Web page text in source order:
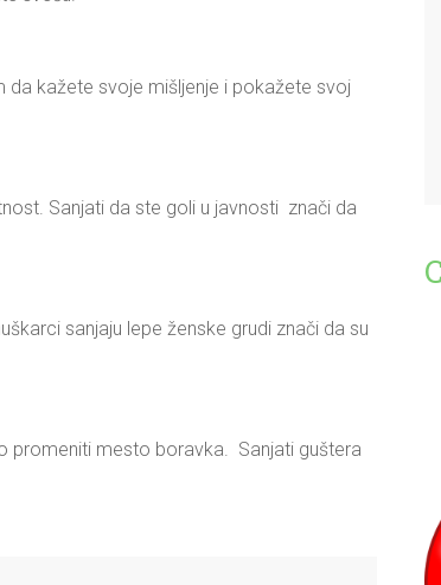
kažete svoje mišljenje i pokažete svoj
Sanjati da ste goli u javnosti znači da
sanjaju lepe ženske grudi znači da su
promeniti mesto boravka. Sanjati guštera